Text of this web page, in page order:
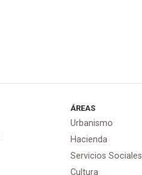
ÁREAS
Urbanismo
Hacienda
Servicios Sociales
Cultura